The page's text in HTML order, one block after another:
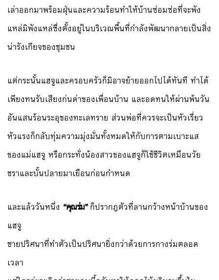
เล่าออกมาพร้อมฝุ่นและความร้อนทำให้บ้านซ่อมซ่อที่จะพัง
แหล่มิพังแหล่ซึ่งตั้งอยู่ในบริเวณพื้นที่กำลังพัฒนากลายเป็นสิ่ง
น่ารังเกียจของชุมชน
แต่กระนั้นแฮจูและครอบครัวก็มิอาจย้ายออกไปได้ทันที ทำได้
เพียงทนรับเสียงก่นด่าของเพื่อนบ้าน และอดทนให้ผ่านพ้นวัน
อันแสนร้อนระอุของทะเลทราย ส่วนพ่อที่ควรจะเป็นหัวเรี่ยว
หัวแรงก็กลับทุ่มความมุ่งมั่นทั้งหมดให้กับการตามเบาะแส
ของแม่แฮจู หรือกระทั่งน้องสาวของแฮจูก็ใช้ชีวิตเหมือนวัย
ชราและบั้นปลายมาเยือนก่อนกำหนด
และแล้ววันหนึ่ง “คุณร่ม”ก็ปรากฎตัวที่ลานกว้างหน้าบ้านของ
แฮจู
ชายปริศนาที่ทำตัวเป็นปริศนายิ่งกว่าด้วยการกางร่มตลอด
เวลา